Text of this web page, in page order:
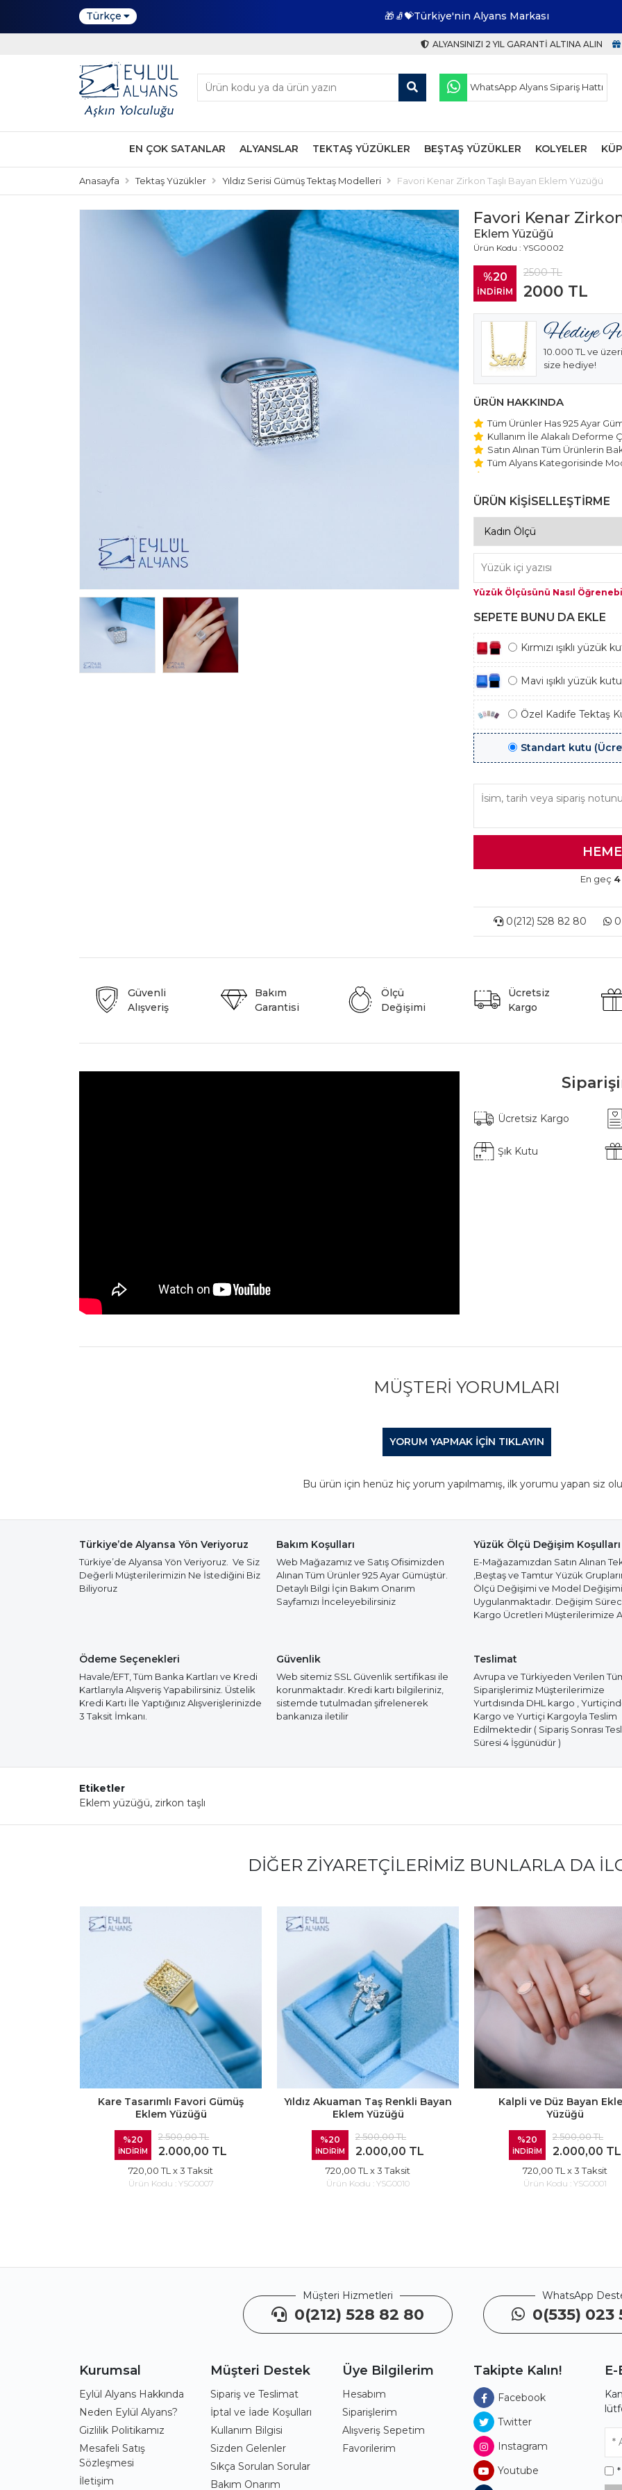
Türkçe 🎁🧦💝Türkiye'nin Alyans Markası
ALYANSINIZI 2 YIL GARANTI ALTINA ALIN
WhatsApp Alyans Sipariş Hattı
EN ÇOK SATANLAR ALYANSLAR TEKTAŞ YÜZÜKLER BEŞTAŞ YÜZÜKLER KOLYELER
Anasayfa Tektaş Yüzükler Yıldız Serisi Gümüş Tektaş Modelleri Favori Kenar Zirkon Taşlı Bayan Eklem Yüzüğü
Favori Kenar
Eklem Yüzüğü
Ürün Kodu : YSG0002
%20
İNDİRİM
2500TL
2000 TL
10.000 TL ve
size hediye!
ÜRÜN HAKKINDA
Tüm Ürünler Has 925 Ayar
Kullanım İle Alakalı Deforme
Satın Alınan Tüm Ürünlerin
Tüm Alyans Kategorisinde
Beştaş Tektaş Kolye ve
ÜRÜN KİŞİSELLEŞTİRME
Yüzük Ölçüsünü Nasıl
SEPETE BUNU DA EKLE
Kırmızı ışıklı yüzük
Mavi ışıklı yüzük
Özel Kadife Tektaş
Standart kutu
En geç
0(212) 528 82 80
Güvenli
Alışveriş
Bakım
Garantisi
Ölçü
Değişimi
Ücretsiz
Kargo
Ücretsiz Kargo
Şık Kutu
MÜŞTERI YORUMLARI
YORUM YAPMAK IÇIN TIKLAYIN
Bu ürün için henüz hiç yorum yapılmamış, ilk yorumu yapan siz
Türkiye’de Alyansa Yön Veriyoruz
Türkiye’de Alyansa Yön Veriyoruz. Ve Siz
Değerli Müşterilerimizin Ne İstediğini Biz
Biliyoruz
Bakım Koşulları
Web Mağazamız ve Satış Ofisimizden
Alınan Tüm Ürünler 925 Ayar Gümüştür.
Detaylı Bilgi İçin Bakım Onarım
Sayfamızı İnceleyebilirsiniz
Yüzük Ölçü Değişim Koşulları
E-Mağazamızdan Satın Alınan
,Beştaş ve Tamtur Yüzük
Ölçü Değişimi ve Model Değişimi
Uygulanmaktadır. Değişim
Kargo Ücretleri Müşterilerimize
Ödeme Seçenekleri
Havale/EFT, Tüm Banka Kartları ve Kredi
Kartlarıyla Alışveriş Yapabilirsiniz. Üstelik
Kredi Kartı İle Yaptığınız Alışverişlerinizde
3 Taksit İmkanı.
Güvenlik
Web sitemiz SSL Güvenlik sertifikası ile
korunmaktadır. Kredi kartı bilgileriniz,
sistemde tutulmadan şifrelenerek
bankanıza iletilir
Teslimat
Avrupa ve Türkiyeden Verilen
Siparişlerimiz Müşterilerimize
Yurtdısında DHL kargo ,
Kargo ve Yurtiçi Kargoyla Teslim
Edilmektedir ( Sipariş Sonrası
Süresi 4 İşgünüdür )
Etiketler
Eklem yüzüğü, zirkon taşlı
DIĞER ZIYARETÇILERIMIZ BUNLARLA DA
Kare Tasarımlı Favori Gümüş
Eklem Yüzüğü
%20
İNDİRİM
2.500,00 TL
2.000,00 TL
720,00 TL x 3 Taksit
Ürün Kodu : YSG0007
Yıldız Akuaman Taş Renkli Bayan
Eklem Yüzüğü
%20
İNDİRİM
2.500,00 TL
2.000,00 TL
720,00 TL x 3 Taksit
Ürün Kodu : YSG0010
Kalpli ve Düz Bayan
Yüzüğü
%20
İNDİRİM
2.500,00 TL
2.000,00 TL
720,00 TL x 3 Taksit
Ürün Kodu : YSG0001
Müşteri Hizmetleri
0(212) 528 82 80
WhatsApp
0(535) 023
Kurumsal
Eylül Alyans Hakkında
Neden Eylül Alyans?
Gizlilik Politikamız
Mesafeli Satış
Sözleşmesi
İletişim
Müşteri Destek
Sipariş ve Teslimat
İptal ve İade Koşulları
Kullanım Bilgisi
Sizden Gelenler
Sıkça Sorulan Sorular
Bakım Onarım
Üye Bilgilerim
Hesabım
Siparişlerim
Alışveriş Sepetim
Favorilerim
Takipte Kalın!
Facebook
Twitter
Instagram
Youtube